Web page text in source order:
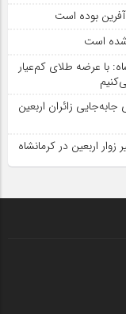
بوده است
شده است
کرمانشاه: با عرضه طلای کم‌عیار
زائران اربعین